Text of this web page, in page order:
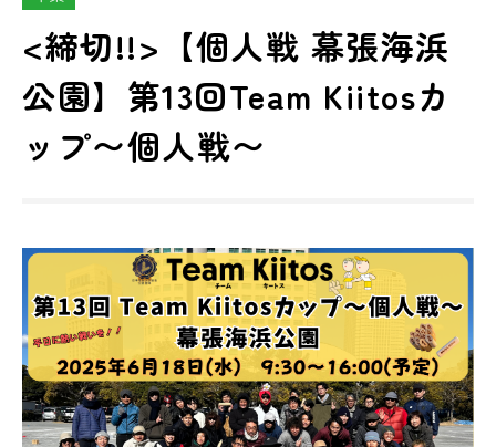
<締切!!>【個人戦 幕張海浜
公園】第13回Team Kiitosカ
ップ〜個人戦〜